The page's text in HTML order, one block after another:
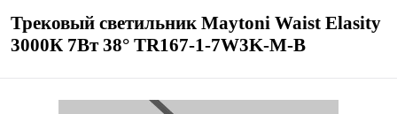
Трековый светильник Maytoni Waist Elasity
3000К 7Вт 38° TR167-1-7W3K-M-B